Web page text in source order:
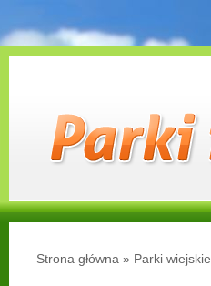
Strona główna » Parki wiejskie